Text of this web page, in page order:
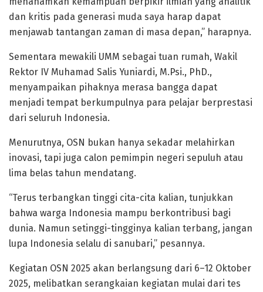
dan kritis pada generasi muda saya harap dapat
menjawab tantangan zaman di masa depan,” harapnya.
Sementara mewakili UMM sebagai tuan rumah, Wakil
Rektor IV Muhamad Salis Yuniardi, M.Psi., PhD.,
menyampaikan pihaknya merasa bangga dapat
menjadi tempat berkumpulnya para pelajar berprestasi
dari seluruh Indonesia.
Menurutnya, OSN bukan hanya sekadar melahirkan
inovasi, tapi juga calon pemimpin negeri sepuluh atau
lima belas tahun mendatang.
“Terus terbangkan tinggi cita-cita kalian, tunjukkan
bahwa warga Indonesia mampu berkontribusi bagi
dunia. Namun setinggi-tingginya kalian terbang, jangan
lupa Indonesia selalu di sanubari,” pesannya.
Kegiatan OSN 2025 akan berlangsung dari 6–12 Oktober
2025, melibatkan serangkaian kegiatan mulai dari tes